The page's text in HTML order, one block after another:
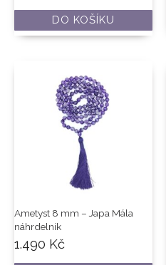
DO KOŠÍKU
Ametyst 8 mm – Japa Mála
náhrdelník
1.490 Kč